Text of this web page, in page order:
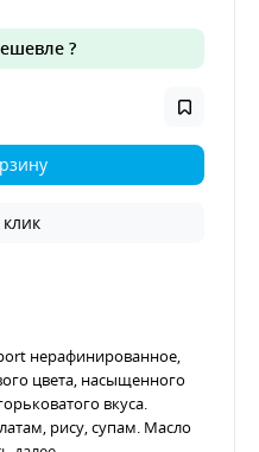
?
нерафинированное,
цвета, насыщенного
вкуса.
рису, супам. Масло